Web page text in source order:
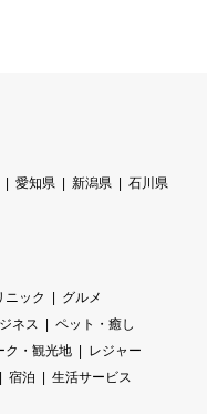
愛知県 新潟県
石川県
ニック
グルメ
ネス
ペット・癒し
ク・観光地
レジャー
宿泊
生活サービス